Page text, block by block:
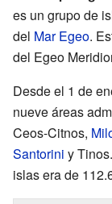
es un grupo de
del Mar Egeo.
del Egeo
Desde el 1 de
nueve áreas
Ceos-Citnos,
Santorini y
islas era de